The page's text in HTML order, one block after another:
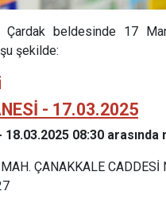
beldesinde 17
şekilde:
- 17.03.2025
18.03.2025 08:30
ÇANAKKALE CADDESİ